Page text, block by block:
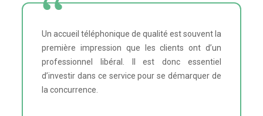
Un accueil téléphonique de qualité est souvent la
première impression que les clients ont d’un
professionnel libéral. Il est donc essentiel
d’investir dans ce service pour se démarquer de
la concurrence.